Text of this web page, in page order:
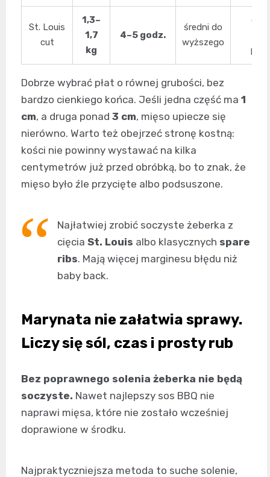
St. Louis
cut
1,3–
1,7
kg
4–5 godz.
średni do
wyższego
do
Dobrze wybrać płat o równej grubości, bez
bardzo cienkiego końca. Jeśli jedna część ma 1
cm, a druga ponad 3 cm, mięso upiecze się
nierówno. Warto też obejrzeć stronę kostną:
kości nie powinny wystawać na kilka
centymetrów już przed obróbką, bo to znak, że
mięso było źle przycięte albo podsuszone.
Najłatwiej zrobić soczyste żeberka z
cięcia St. Louis albo klasycznych spare
ribs. Mają więcej marginesu błędu niż
baby back.
Marynata nie załatwia sprawy.
Liczy się sól, czas i prosty rub
Bez poprawnego solenia żeberka nie będą
soczyste. Nawet najlepszy sos BBQ nie
naprawi mięsa, które nie zostało wcześniej
doprawione w środku.
Najpraktyczniejsza metoda to suche solenie,